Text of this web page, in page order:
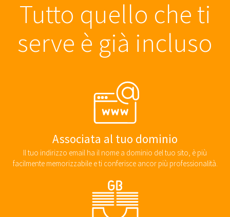
Tutto quello che ti
serve è già incluso
Associata al tuo dominio
Il tuo indirizzo email ha il nome a dominio del tuo sito, è più
facilmente memorizzabile e ti conferisce ancor più professionalità.